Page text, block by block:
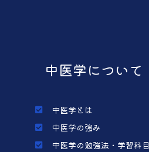
中医学について
中医学とは
中医学の強み
中医学の勉強法・学習科目